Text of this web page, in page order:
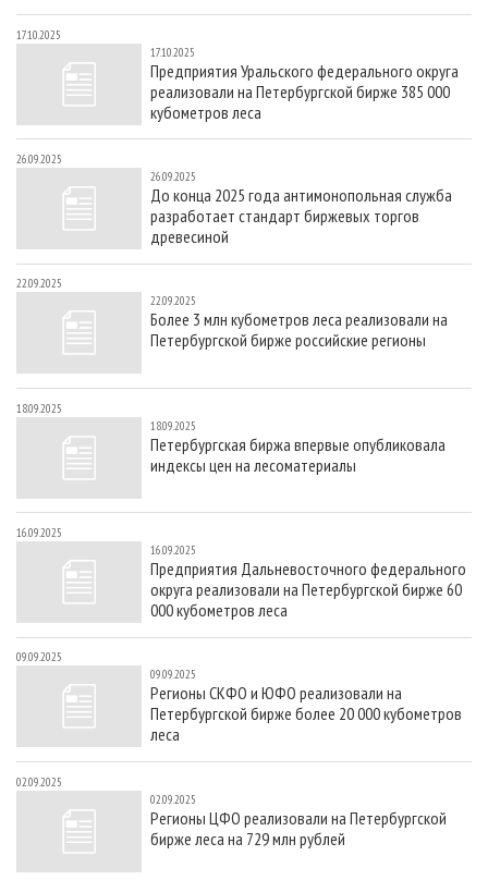
17.10.2025
17.10.2025
Предприятия Уральского федерального округа
реализовали на Петербургской бирже 385 000
кубометров леса
26.09.2025
26.09.2025
До конца 2025 года антимонопольная служба
разработает стандарт биржевых торгов
древесиной
22.09.2025
22.09.2025
Более 3 млн кубометров леса реализовали на
Петербургской бирже российские регионы
18.09.2025
18.09.2025
Петербургская биржа впервые опубликовала
индексы цен на лесоматериалы
16.09.2025
16.09.2025
Предприятия Дальневосточного федерального
округа реализовали на Петербургской бирже 60
000 кубометров леса
09.09.2025
09.09.2025
Регионы СКФО и ЮФО реализовали на
Петербургской бирже более 20 000 кубометров
леса
02.09.2025
02.09.2025
Регионы ЦФО реализовали на Петербургской
бирже леса на 729 млн рублей